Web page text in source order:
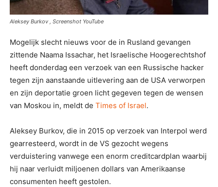
Aleksey Burkov , Screenshot YouTube
Mogelijk slecht nieuws voor de in Rusland gevangen
zittende Naama Issachar, het Israelische Hoogerechtshof
heeft donderdag een verzoek van een Russische hacker
tegen zijn aanstaande uitlevering aan de USA verworpen
en zijn deportatie groen licht gegeven tegen de wensen
van Moskou in, meldt de Times of Israel.
Aleksey Burkov, die in 2015 op verzoek van Interpol werd
gearresteerd, wordt in de VS gezocht wegens
verduistering vanwege een enorm creditcardplan waarbij
hij naar verluidt miljoenen dollars van Amerikaanse
consumenten heeft gestolen.